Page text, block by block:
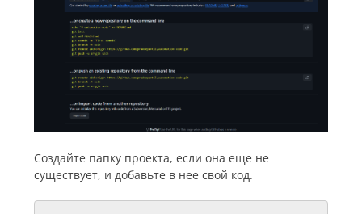
Создайте папку проекта, если она еще не
существует, и добавьте в нее свой код.